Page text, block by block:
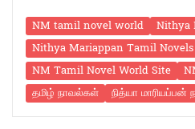
கொண்டிருந்தது அந்த
விஷயம் என்னவென்றால் அதை
நடத்திக்கொண்டிருப்பவர்கள்
முக்கியமான விஷயம்
NM tamil novel world
Nithya
Nithya Mariappan Tamil Novels
NM Tamil Novel World Site
தமிழ் நாவல்கள்
நித்யா